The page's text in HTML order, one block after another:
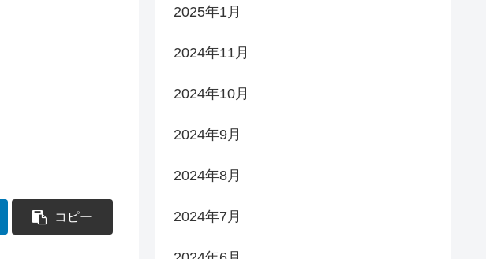
コピー
2025年1月
2024年11月
2024年10月
2024年9月
2024年8月
2024年7月